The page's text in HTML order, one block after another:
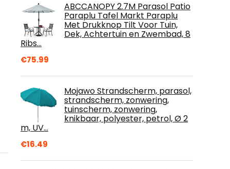
ABCCANOPY 2.7M Parasol Patio
Paraplu Tafel Markt Paraplu
Met Drukknop Tilt Voor Tuin,
Dek, Achtertuin en Zwembad, 8
Ribs…
€75.99
Mojawo Strandscherm, parasol,
strandscherm, zonwering,
tuinscherm, zonwering,
knikbaar, polyester, petrol, Ø 2
m, UV…
€16.49